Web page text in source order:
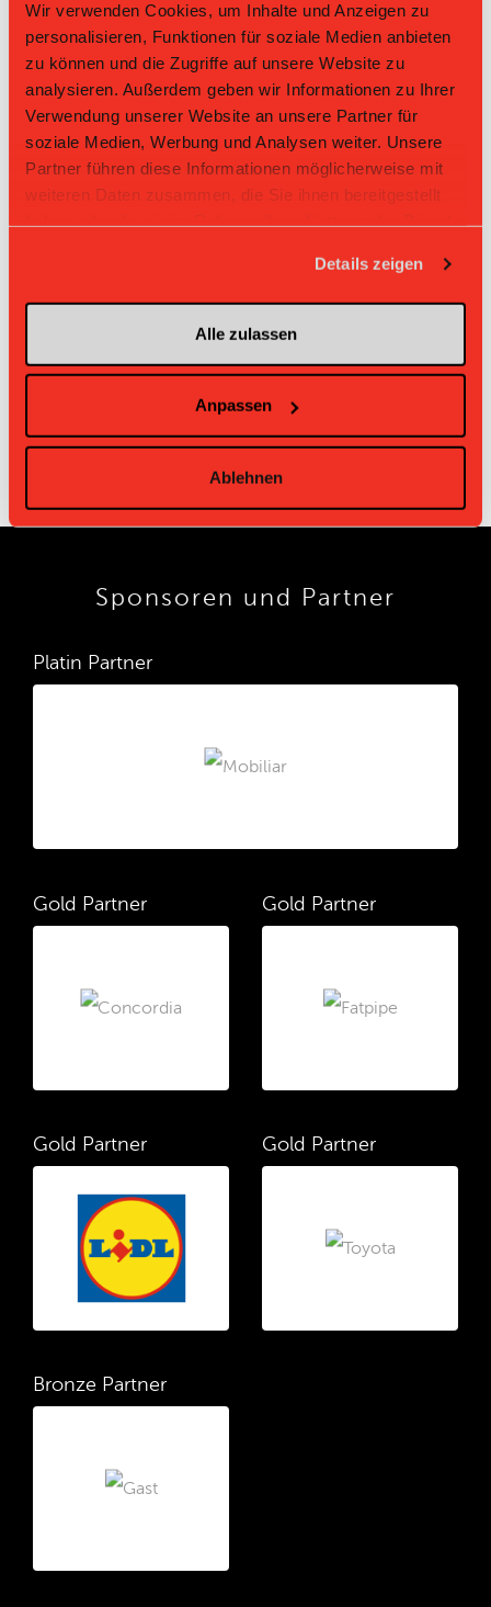
Wir verwenden Cookies, um Inhalte und Anzeigen zu
personalisieren, Funktionen für soziale Medien anbieten
zu können und die Zugriffe auf unsere Website zu
analysieren. Außerdem geben wir Informationen zu Ihrer
Verwendung unserer Website an unsere Partner für
soziale Medien, Werbung und Analysen weiter. Unsere
Partner führen diese Informationen möglicherweise mit
weiteren Daten zusammen, die Sie ihnen bereitgestellt
Details zeigen
Alle zulassen
Anpassen
Ablehnen
Direktbegegnungen
Zeit Heim Gast Resultat
01.03.2026 17:15
Bassersdorf
Nürensdorf
Zurich
Lioness
2:1
25.01.2026 17:15
Floorball Zurich
Bassersdorf
0:0
Zurich
Lioness
23.11.2025 17:15
Floorball Zurich
Bassersdorf
2:0
28.09.2025 14:30
Nürensdorf
Zurich
Lioness
3:3
Sponsoren und Partner
Platin Partner
Gold Partner Gold Partner
Gold Partner Gold Partner
Bronze Partner